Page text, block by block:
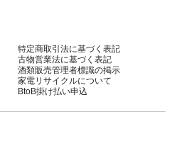
特定商取引法に基づく表記
古物営業法に基づく表記
酒類販売管理者標識の掲示
家電リサイクルについて
BtoB掛け払い申込